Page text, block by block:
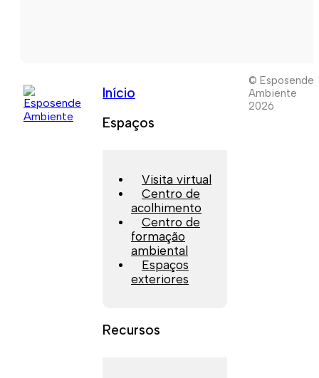
Início
Espaços
Visita virtual
Centro de
acolhimento
Centro de
formação
ambiental
Espaços
exteriores
Recursos
© Esposende
Ambiente
2026